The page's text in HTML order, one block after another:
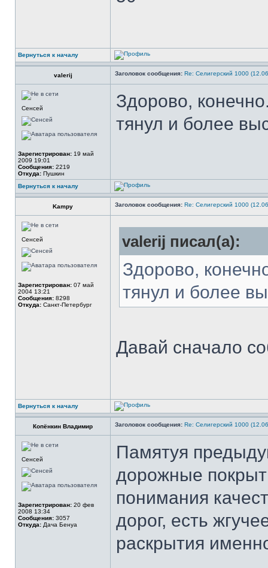
Вернуться к началу
valerij Заголовок сообщения: Re: Селигерский 1000
Сенсей
Зарегистрирован: 19 май
2009 19:01
Сообщения: 2219
Откуда: Пушкин
Здорово,
тянул и более
Вернуться к началу
Kampy Заголовок сообщения: Re: Селигерский 1000
Сенсей
Зарегистрирован: 07 май
2004 13:21
Сообщения: 8298
Откуда: Санкт-Петербург
valerij писал(а):
Здорово,
тянул и более
Давай сначало
Вернуться к началу
Копёнкин Владимир Заголовок сообщения: Re: Селигерский 1000
Сенсей
Зарегистрирован: 20 фев
2008 13:34
Сообщения: 3057
Откуда: Дача Бенуа
Памятуя
дорожные
понимания
дорог, есть
раскрытия